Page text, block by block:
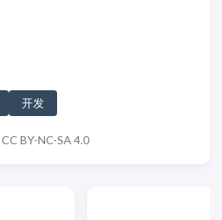
开发
BY-NC-SA 4.0